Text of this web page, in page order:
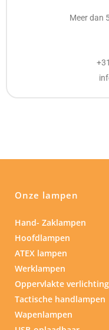
Meer dan
Onze lampen
Hand- Zaklampen
Hoofdlampen
ATEX lampen
Werklampen
Oppervlakte verlichting
Tactische handlampen
Wapenlampen